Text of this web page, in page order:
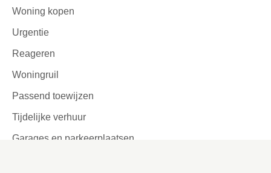
Woning kopen
Urgentie
Reageren
Woningruil
Passend toewijzen
Tijdelijke verhuur
Garages en parkeerplaatsen